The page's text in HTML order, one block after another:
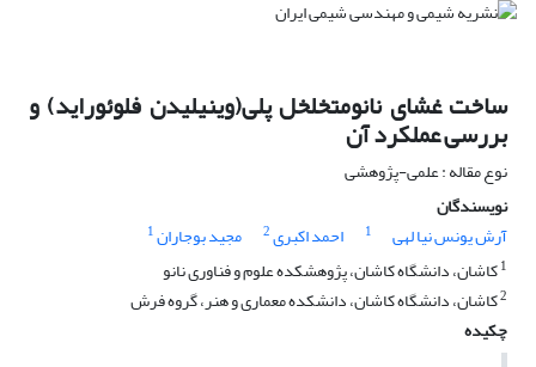
ساخت غشای نانومتخلخل پلی(وینیلیدن فلوئوراید) و
بررسی عملکرد آن
نوع مقاله : علمی-پژوهشی
نویسندگان
آرش یونس نیا لهی
1 احمد اکبری2 مجید بوجاران1
1کاشان، دانشگاه کاشان، پژوهشکده علوم و فناوری نانو
2کاشان، دانشگاه کاشان، دانشکده معماری و هنر، گروه فرش
چکیده